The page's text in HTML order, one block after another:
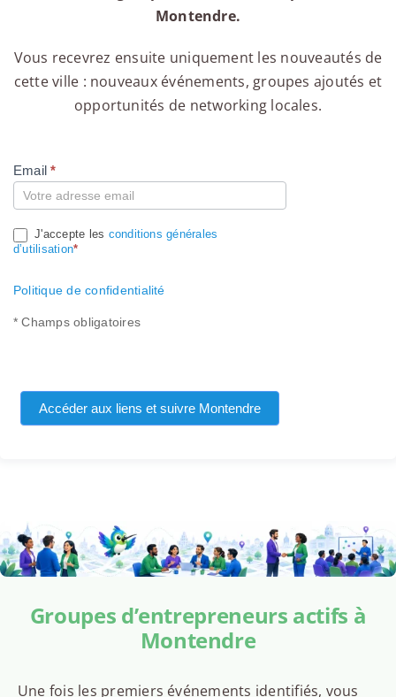
Montendre.
Vous recevrez ensuite uniquement les nouveautés de
cette ville : nouveaux événements, groupes ajoutés et
opportunités de networking locales.
Compte
Email*
J'accepte les conditions générales
d’utilisation*
Politique de confidentialité
* Champs obligatoires
Accéder aux liens et suivre Montendre
Groupes d’entrepreneurs actifs à
Montendre
Une fois les premiers événements identifiés, vous